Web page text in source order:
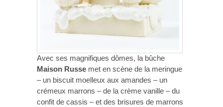
Avec ses magnifiques dômes, la bûche
Maison Russe met en scène de la meringue
– un biscuit moelleux aux amandes – un
crémeux marrons – de la crème vanille – du
confit de cassis – et des brisures de marrons